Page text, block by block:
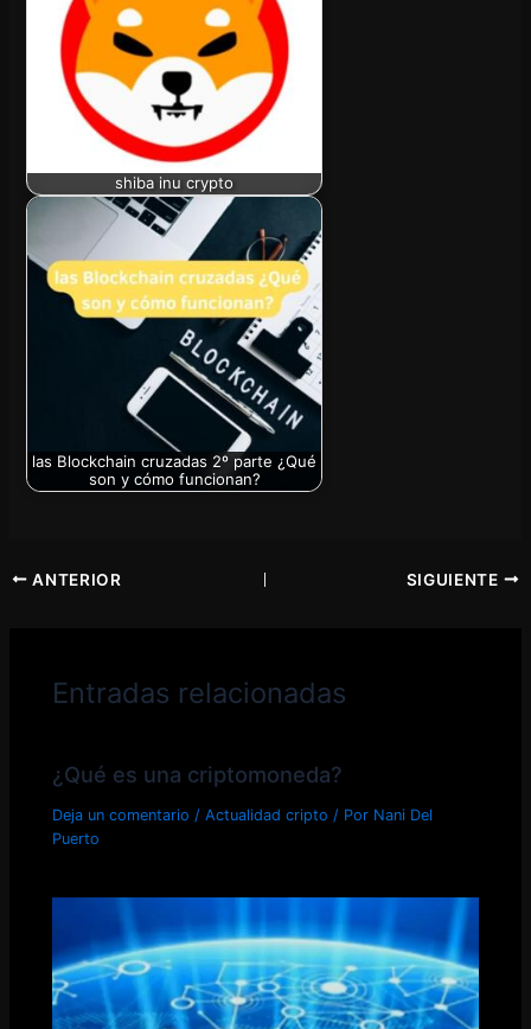
shiba inu crypto
las Blockchain cruzadas 2º parte ¿Qué
son y cómo funcionan?
ANTERIOR SIGUIENTE
Entradas relacionadas
¿Qué es una criptomoneda?
Deja un comentario /Actualidad cripto / Por Nani Del
Puerto